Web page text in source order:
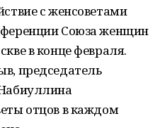
с женсоветами
Союза женщин
в конце февраля.
председатель
отцов в каждом